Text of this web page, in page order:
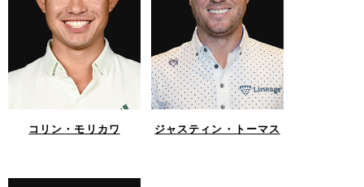
コリン・モリカワ ジャスティン・トーマス